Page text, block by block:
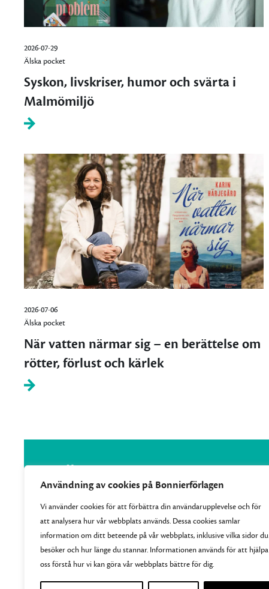
Användning av cookies på Bonnierförlagen
Vi använder cookies för att förbättra din användarupplevelse och för
att analysera hur vår webbplats används. Dessa cookies samlar
information om ditt beteende på vår webbplats, inklusive vilka sidor du
besöker och hur länge du stannar. Informationen används för att hjälpa
oss förstå hur vi kan göra vår webbplats bättre för dig.
2026-07-29
Älska pocket
Syskon, livskriser, humor och svärta i
Malmömiljö
2026-07-06
Älska pocket
När vatten närmar sig – en berättelse om
rötter, förlust och kärlek
Vi samlar Bonnierförlagens pocketutgivning och ger
varje månad ut 10–15 nya efterlängtade titlar.